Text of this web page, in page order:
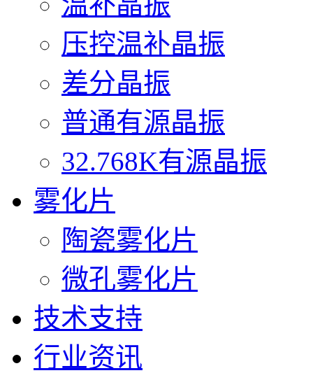
压控温补晶振
差分晶振
普通有源晶振
32.768K有源晶振
雾化片
陶瓷雾化片
微孔雾化片
技术支持
行业资讯